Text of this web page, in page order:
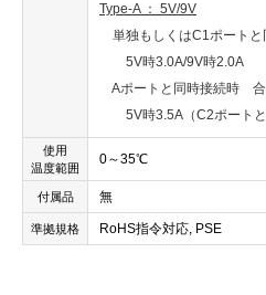
Type-A ： 5V/9V
単独もしくはC1ポート
5V時3.0A/9V時2.0A
Aポートと同時接続時 合
5V時3.5A（C2ポートと
使用
温度範囲
0～35℃
付属品 無
準拠規格 RoHS指令対応, PSE